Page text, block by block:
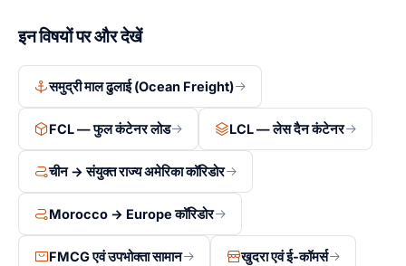
नमूनों, या कम-मात्रा वस्तुओं के लिए LCL। Suaid Global आपके
विशिष्ट उत्पाद मात्रा और शिपिंग पैटर्न के आधार पर मिश्रण को
अनुकूलित करने में आपकी मदद कर सकता है।
इन विषयों पर और देखें
समुद्री माल ढुलाई (Ocean Freight)
FCL — फुल कंटेनर लोड LCL — लेस दैन कंटेनर
चीन → संयुक्त राज्य अमेरिका कॉरिडोर
Morocco → Europe कॉरिडोर
FMCG एवं उपभोक्ता सामान खुदरा एवं ई-कॉमर्स